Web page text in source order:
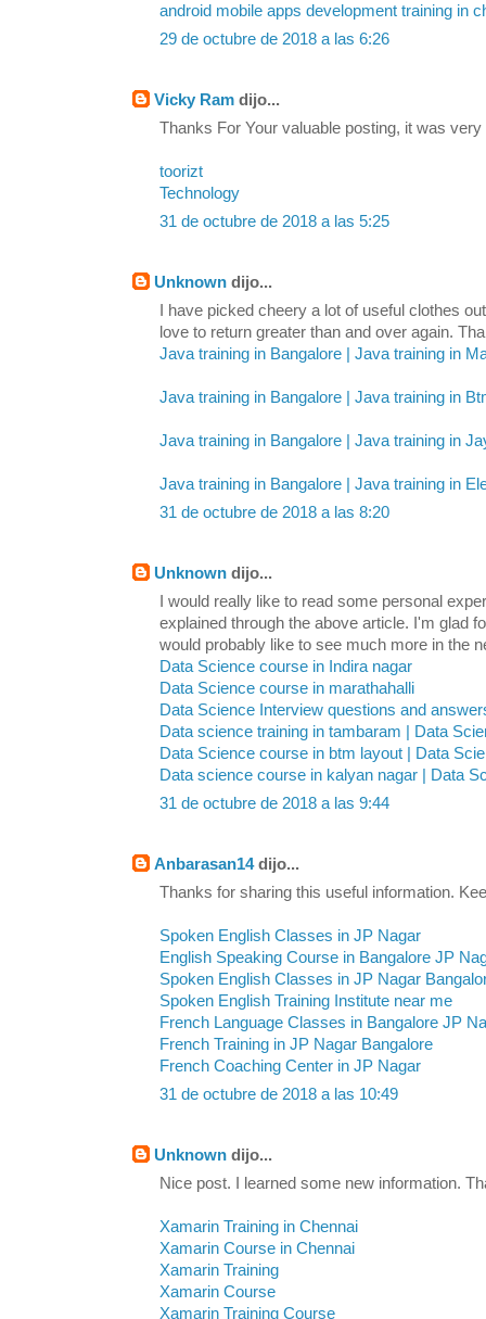
android mobile apps development training in
29 de octubre de 2018 a las 6:26
Vicky Ram dijo...
Thanks For Your valuable posting, it was
toorizt
Technology
31 de octubre de 2018 a las 5:25
Unknown dijo...
I have picked cheery a lot of useful clothes
love to return greater than and over again.
Java training in Bangalore | Java training in
Java training in Bangalore | Java training in
Java training in Bangalore | Java training in
Java training in Bangalore | Java training in
31 de octubre de 2018 a las 8:20
Unknown dijo...
I would really like to read some personal
explained through the above article. I'm glad
would probably like to see much more in the
Data Science course in Indira nagar
Data Science course in marathahalli
Data Science Interview questions and
Data science training in tambaram | Data
Data Science course in btm layout | Data
Data science course in kalyan nagar | Data
31 de octubre de 2018 a las 9:44
Anbarasan14dijo...
Thanks for sharing this useful information.
Spoken English Classes in JP Nagar
English Speaking Course in Bangalore JP
Spoken English Classes in JP Nagar
Spoken English Training Institute near me
French Language Classes in Bangalore JP
French Training in JP Nagar Bangalore
French Coaching Center in JP Nagar
31 de octubre de 2018 a las 10:49
Unknown dijo...
Nice post. I learned some new information.
Xamarin Training in Chennai
Xamarin Course in Chennai
Xamarin Training
Xamarin Course
Xamarin Training Course